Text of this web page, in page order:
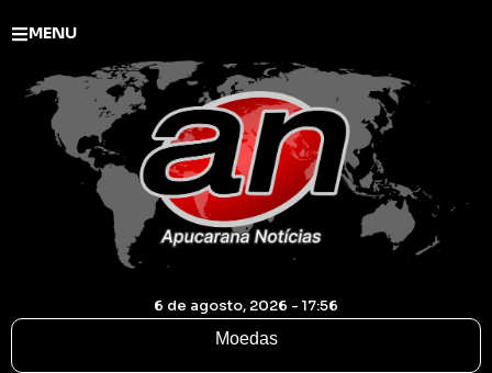
MENU
6 de agosto, 2026 - 17:56
Moedas